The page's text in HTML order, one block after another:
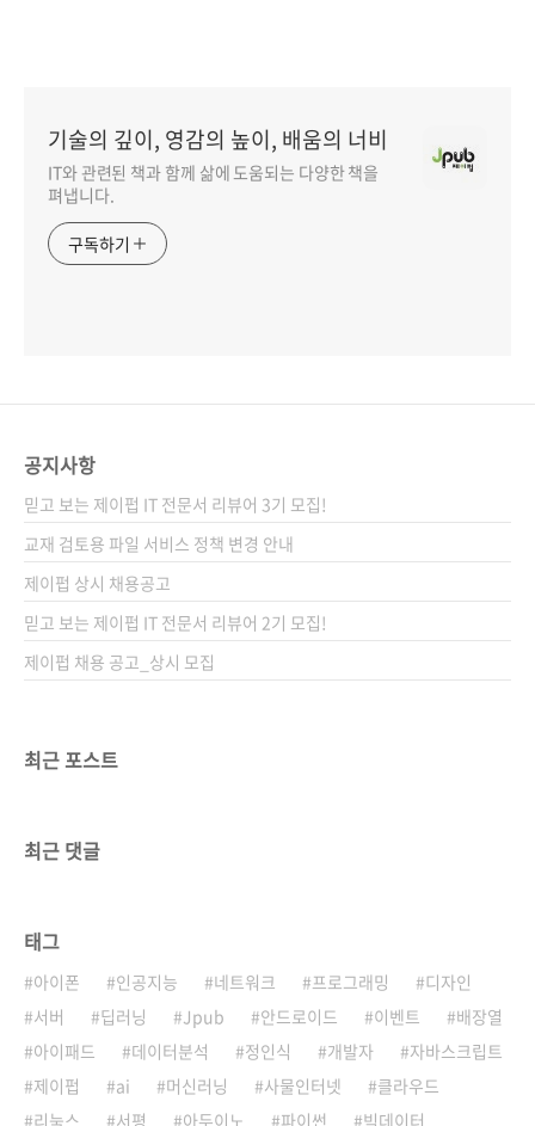
기술의 깊이, 영감의 높이, 배움의 너비
IT와 관련된 책과 함께 삶에 도움되는 다양한 책을
펴냅니다.
구독하기
공지사항
믿고 보는 제이펍 IT 전문서 리뷰어 3기 모집!
교재 검토용 파일 서비스 정책 변경 안내
제이펍 상시 채용공고
믿고 보는 제이펍 IT 전문서 리뷰어 2기 모집!
제이펍 채용 공고_상시 모집
최근 포스트
최근 댓글
태그
아이폰 인공지능 네트워크 프로그래밍
디자인
서버
딥러닝 Jpub 안드로이드 이벤트
배장열
아이패드
데이터분석 정인식 개발자
자바스크립트
제이펍
ai 머신러닝 사물인터넷
클라우드
리눅스
서평 아두이노 파이썬 빅데이터